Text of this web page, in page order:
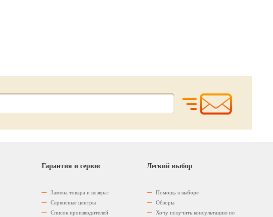
Гарантия и сервис
Замена товара и возврат
Сервисные центры
Список производителей
Легкий выбор
Помощь в выборе
Обзоры
Хочу получить консультацию по